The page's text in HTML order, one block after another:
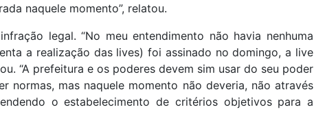
naquele momento”, relatou.
legal. “No meu entendimento não havia nenhuma
a realização das lives) foi assinado no domingo, a live
“A prefeitura e os poderes devem sim usar do seu poder
normas, mas naquele momento não deveria, não através
o estabelecimento de critérios objetivos para a